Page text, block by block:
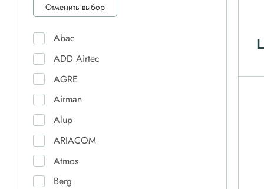
Отменить выбор
Abac
ADD Airtec
AGRE
Airman
Alup
ARIACOM
Atmos
Berg